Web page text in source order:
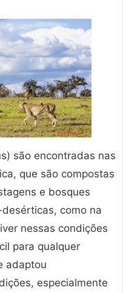
são encontradas nas
que são compostas
e bosques
como na
nessas condições
para qualquer
adaptou
especialmente